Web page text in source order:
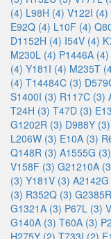
(4) L98H (4) V122I (4)
E92Q (4) L10F (4)
D1152H (4) I54V (4)
M230L (4) P1446A (4)
(4) Y181I (4) M235T
(4) T14484C (3)
S1400I (3) R117C (3)
T24H (3) T47D (3)
G1202R (3) D988Y (3)
L206W (3) E10A (3)
Q148R (3) A1555G (3)
V158F (3) G21210A
(3) Y181V (3)
(3) R352Q (3)
G1321A (3) P67L (3)
G140A (3) T60A (3)
H275Y (2) T733I (2)